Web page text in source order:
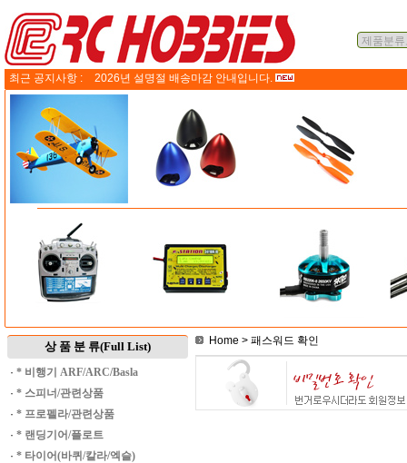
최근 공지사항 : 2026년 설명절 배송마감 안내입니다.
상 품 분 류(Full List)
· * 비행기 ARF/ARC/Basla
· * 스피너/관련상품
· * 프로펠라/관련상품
· * 랜딩기어/플로트
· * 타이어(바퀴/칼라/엑슬)
Home > 패스워드 확인